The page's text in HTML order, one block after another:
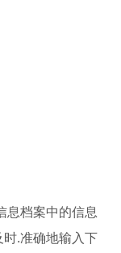
息档案中的信息
.准确地输入下